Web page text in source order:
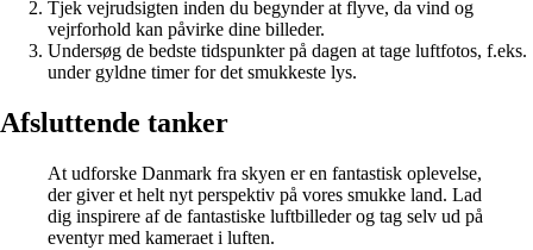
Tjek vejrudsigten inden du begynder at flyve, da vind og
vejrforhold kan påvirke dine billeder.
Undersøg de bedste tidspunkter på dagen at tage luftfotos, f.eks.
under gyldne timer for det smukkeste lys.
Afsluttende tanker
At udforske Danmark fra skyen er en fantastisk oplevelse,
der giver et helt nyt perspektiv på vores smukke land. Lad
dig inspirere af de fantastiske luftbilleder og tag selv ud på
eventyr med kameraet i luften.